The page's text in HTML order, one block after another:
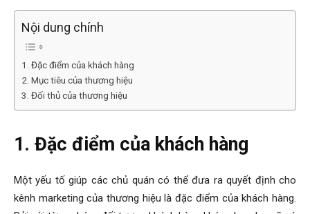
Nội dung chính
1. Đặc điểm của khách hàng
2. Mục tiêu của thương hiệu
3. Đối thủ của thương hiệu
1. Đặc điểm của khách hàng
Một yếu tố giúp các chủ quán có thể đưa ra quyết định cho
kênh marketing của thương hiệu là đặc điểm của khách hàng.